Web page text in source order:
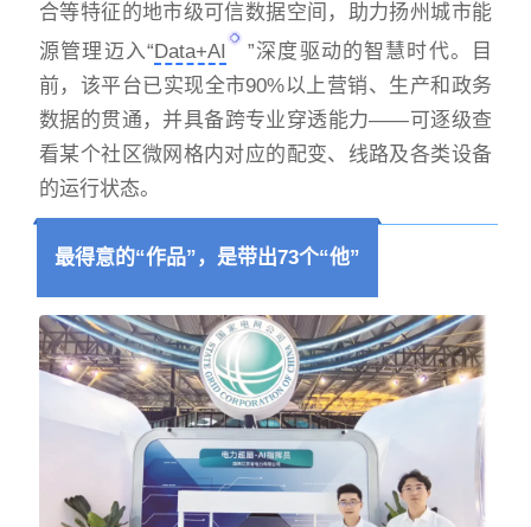
合等特征的地市级可信数据空间，助力扬州城市能
源管理迈入“Data+AI
”深度驱动的智慧时代。目
前，该平台已实现全市90%以上营销、生产和政务
数据的贯通，并具备跨专业穿透能力——可逐级查
看某个社区微网格内对应的配变、线路及各类设备
的运行状态。
最得意的“作品”，是带出73个“他”